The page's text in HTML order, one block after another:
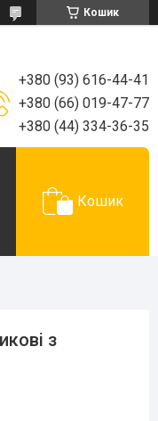
Кошик
+380 (93) 616-44-41
+380 (66) 019-47-77
+380 (44) 334-36-35
Кошик
з